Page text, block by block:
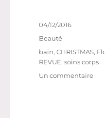
Publié
04/12/2016
Catégories
Beauté
Étiquettes
bain,CHRISTMAS,
REVUE,soins corps
Un commentairesur